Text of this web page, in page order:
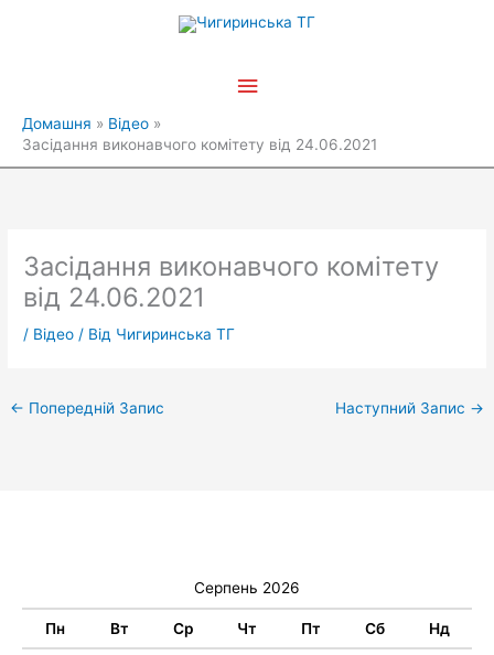
Головне
Домашня
Відео
Засідання виконавчого комітету від 24.06.2021
Засідання виконавчого комітету
від 24.06.2021
/ Відео / Від Чигиринська ТГ
← Попередній Запис Наступний Запис →
Серпень 2026
Пн Вт Ср Чт Пт Сб Нд